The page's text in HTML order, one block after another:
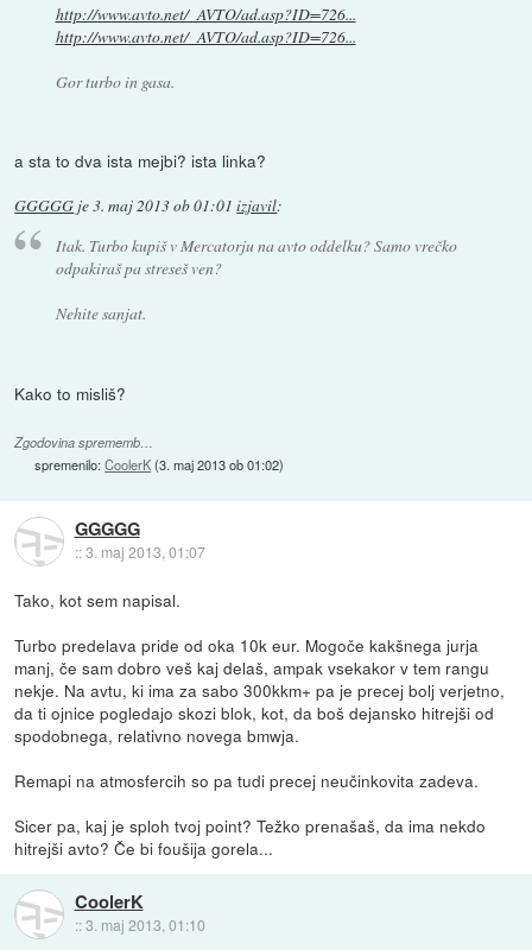
http://www.avto.net/_AVTO/ad.asp?ID=726...
http://www.avto.net/_AVTO/ad.asp?ID=726...
Gor turbo in gasa.
a sta to dva ista mejbi? ista linka?
GGGGG je3. maj 2013 ob 01:01 izjavil:
Itak. Turbo kupiš v Mercatorju na avto oddelku? Samo vrečko
odpakiraš pa streseš ven?
Nehite sanjat.
Kako to misliš?
Zgodovina sprememb…
spremenilo:CoolerK(3. maj 2013 ob 01:02)
GGGGG
::3. maj 2013, 01:07
Tako, kot sem napisal.
Turbo predelava pride od oka 10k eur. Mogoče kakšnega jurja
manj, če sam dobro veš kaj delaš, ampak vsekakor v tem rangu
nekje. Na avtu, ki ima za sabo 300kkm+ pa je precej bolj verjetno,
da ti ojnice pogledajo skozi blok, kot, da boš dejansko hitrejši od
spodobnega, relativno novega bmwja.
Remapi na atmosfercih so pa tudi precej neučinkovita zadeva.
Sicer pa, kaj je sploh tvoj point? Težko prenašaš, da ima nekdo
hitrejši avto? Če bi foušija gorela...
CoolerK
::3. maj 2013, 01:10